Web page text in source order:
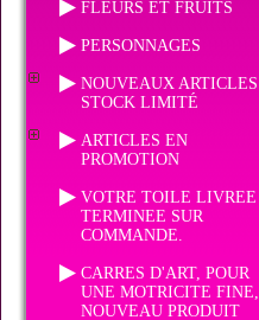
FLEURS ET FRUITS
PERSONNAGES
NOUVEAUX ARTICLES
STOCK LIMITÉ
ARTICLES EN
PROMOTION
VOTRE TOILE LIVREE
TERMINEE SUR
COMMANDE.
CARRES D'ART, POUR
UNE MOTRICITE FINE,
NOUVEAU PRODUIT